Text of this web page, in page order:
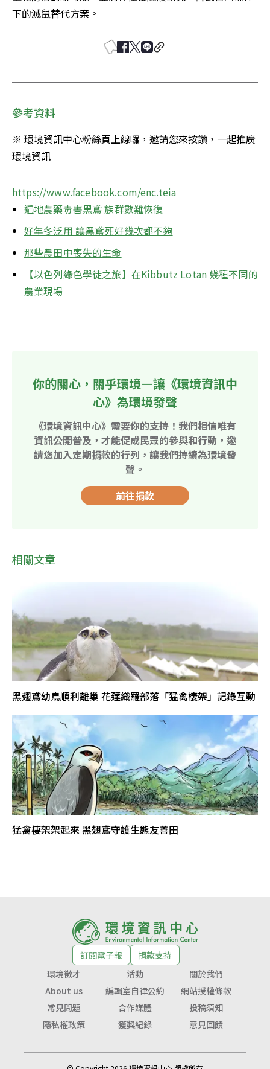
下的滅鼠替代方案。
參考資料
※ 環境資訊中心粉絲頁上線囉，邀請您來按讚，一起推廣
環境資訊
https://www.facebook.com/enc.teia
遍地農藥毒害黑鳶 族群數難恢復
好年冬泛用 讓黑鳶死好幾次都不夠
那些農田中喪失的生命
【以色列綠色學徒之旅】在Kibbutz Lotan 幾種不同的
農業現場
你的關心，關乎環境—讓《環境資訊中
心》為環境發聲
《環境資訊中心》需要你的支持！我們相信唯有
資訊公開普及，才能促成民眾的參與和行動，邀
請您加入定期捐款的行列，讓我們持續為環境發
聲。
前往捐款
相關文章
黑翅鳶幼鳥順利離巢 花蓮織羅部落「猛禽棲架」記錄互動
猛禽棲架架起來 黑翅鳶守護生態友善田
訂閱電子報
捐款支持
環境徵才
活動
關於我們
About us
編輯室自律公約
網站授權條款
常見問題
合作媒體
投稿須知
隱私權政策
獲獎紀錄 意見回饋